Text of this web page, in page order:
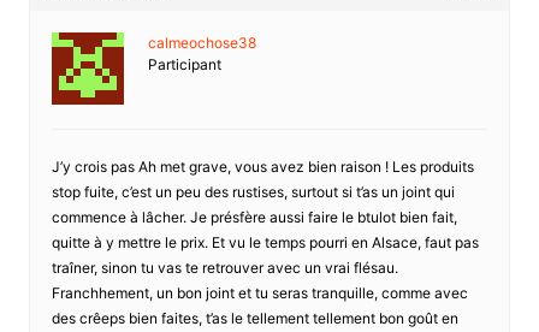
calmeochose38
Participant
J’y crois pas Ah met grave, vous avez bien raison ! Les produits
stop fuite, c’est un peu des rustises, surtout si t’as un joint qui
commence à lâcher. Je présfère aussi faire le btulot bien fait,
quitte à y mettre le prix. Et vu le temps pourri en Alsace, faut pas
traîner, sinon tu vas te retrouver avec un vrai flésau.
Franchhement, un bon joint et tu seras tranquille, comme avec
des crêeps bien faites, t’as le tellement tellement bon goût en